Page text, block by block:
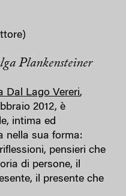
Plankensteiner
Dal Lago Vereri,
2012, è
intima ed
nella sua forma:
pensieri che
di persone, il
il presente che